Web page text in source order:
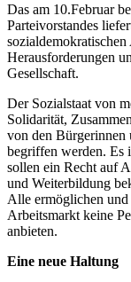
Das am 10.Februar
Parteivorstandes
Herausforderungen
Gesellschaft.
Der Sozialstaat von
Solidarität,
von den Bürgerinnen
begriffen werden. Es
sollen ein Recht auf
und Weiterbildung
Alle ermöglichen und
Arbeitsmarkt keine
anbieten.
Eine neue Haltung